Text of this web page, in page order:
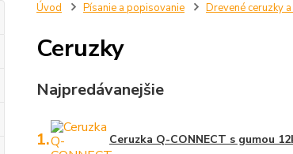
Úvod Písanie a popisovanie Drevené ceruzky
Ceruzky
Najpredávanejšie
1. Ceruzka Q-CONNECT s gumou